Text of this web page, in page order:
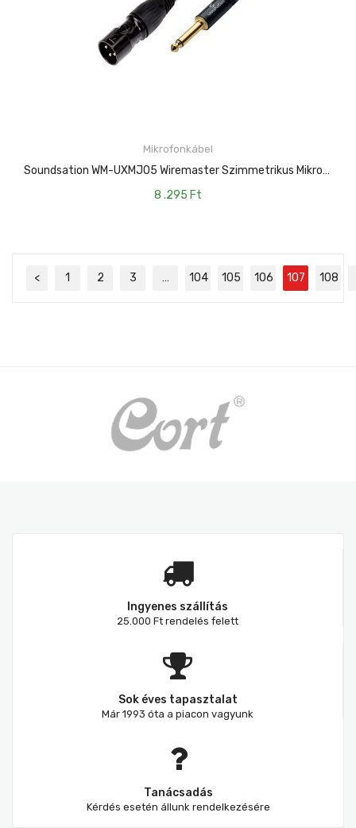
Mikrofonkábel
Soundsation WM-UXMJ05 Wiremaster Szimmetrikus Mikrofonkábel XLR(papa)-6.3mm Jack MONO / 5mt
8 .295 Ft
KOSÁRBA TESZEM
< 1 2 3 … 104 105 106 107 108
Ingyenes szállítás
25.000 Ft rendelés felett
Sok éves tapasztalat
Már 1993 óta a piacon vagyunk
Tanácsadás
Kérdés esetén állunk rendelkezésére